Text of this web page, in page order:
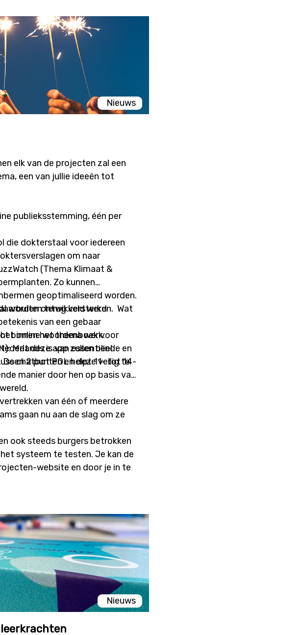
Nieuws
elk van de projecten zal een
een van jullie ideeën tot
publieksstemming, één per
die dokterstaal voor iedereen
om naar
Zo kunnen
geoptimaliseerd worden.
terug versterken. Wat
van een gebaar
online woordenboek voor
2 punten en deze veilig te
worden ontwikkeld werd
binnen het thema werk:
is van essentieel
chatbot POL helpt 11- tot 14-
manier door hen op basis van
van één of meerdere
gaan nu aan de slag om ze
ook steeds burgers betrokken
systeem te testen. Je kan de
website en door je in te
Nieuws